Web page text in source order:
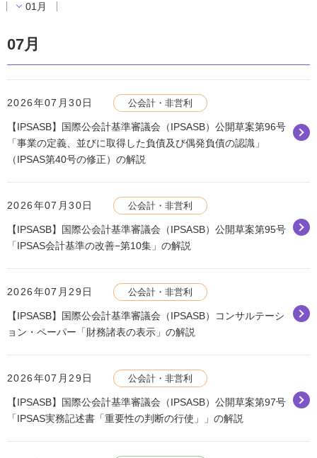
01月
07月
2026年07月30日 公会計・非営利
【IPSASB】国際公会計基準審議会（IPSASB）公開草案第96号
「事業の定義、並びに取得した負債及び偶発負債の認識」
（IPSAS第40号の修正）の解説
2026年07月30日 公会計・非営利
【IPSASB】国際公会計基準審議会（IPSASB）公開草案第95号
「IPSAS会計基準の改善−第10集」の解説
2026年07月29日 公会計・非営利
【IPSASB】国際公会計基準審議会（IPSASB）コンサルテーシ
ョン・ペーパー「財務諸表の表示」の解説
2026年07月29日 公会計・非営利
【IPSASB】国際公会計基準審議会（IPSASB）公開草案第97号
「IPSAS実務記述書「重要性の判断の行使」」の解説